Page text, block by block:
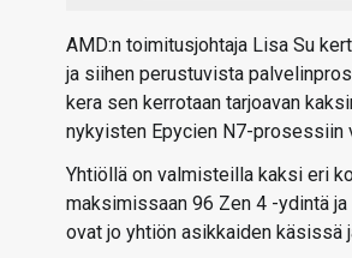
AMD:n toimitusjohtaja Lisa Su
ja siihen perustuvista
kera sen kerrotaan tarjoavan
nykyisten Epycien N7-prosessiin
Yhtiöllä on valmisteilla kaksi eri
maksimissaan 96 Zen 4 -ydintä
ovat jo yhtiön asikkaiden käsissä